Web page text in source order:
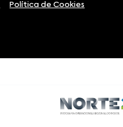
Política de Cookies